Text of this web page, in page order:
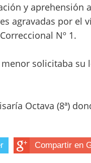
y aprehensión
agravadas por el
Nº 1.
solicitaba su
Octava (8ª)
Compartir en